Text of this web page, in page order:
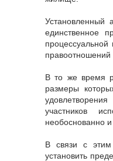
единственное
правоотношений
В то же время
размеры
участников
необоснованно
В связи с этим
установить